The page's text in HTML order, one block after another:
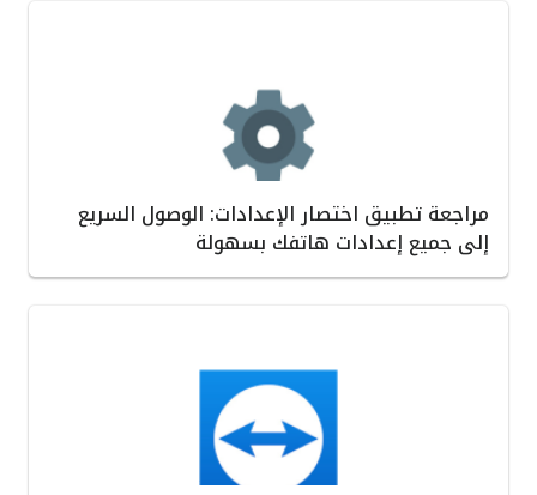
مراجعة تطبيق اختصار الإعدادات: الوصول السريع
إلى جميع إعدادات هاتفك بسهولة